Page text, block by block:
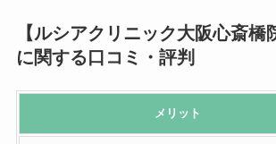
【ルシアクリニック大阪心斎橋
に関する口コミ・評判
メリット